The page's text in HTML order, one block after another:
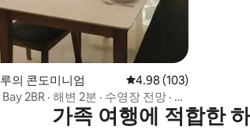
의 콘도미니엄 평점 4.98점(5점 만점),
4.98 (103)
2BR · 해변 2분 · 수영장 전망 · 5
가족 여행에 적합한